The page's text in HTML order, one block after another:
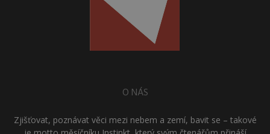
O NÁS
Zjišťovat, poznávat věci mezi nebem a zemí, bavit se – takové